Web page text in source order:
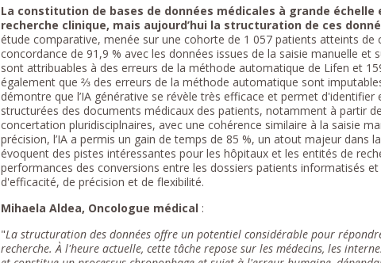
La constitution de bases de données médicales à grande échelle
recherche clinique, mais aujourd’hui la structuration de ces
étude comparative, menée sur une cohorte de 1 057 patients atteints de
concordance de 91,9 % avec les données issues de la saisie manuelle et
sont attribuables à des erreurs de la méthode automatique de Lifen et
également que ⅔ des erreurs de la méthode automatique sont
démontre que l’IA générative se révèle très efficace et permet
structurées des documents médicaux des patients, notamment à partir
concertation pluridisciplnaires, avec une cohérence similaire à la saisie
précision, l’IA a permis un gain de temps de 85 %, un atout majeur dans
évoquent des pistes intéressantes pour les hôpitaux et les entités de
performances des conversions entre les dossiers patients informatisés
d'efficacité, de précision et de flexibilité.
Mihaela Aldea, Oncologue médical :
"La structuration des données offre un potentiel considérable pour
recherche. À l'heure actuelle, cette tâche repose sur les médecins, les